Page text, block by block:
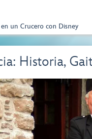
un Crucero con Disney
Historia,